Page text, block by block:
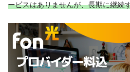
ービスはありませんが、長期に継続